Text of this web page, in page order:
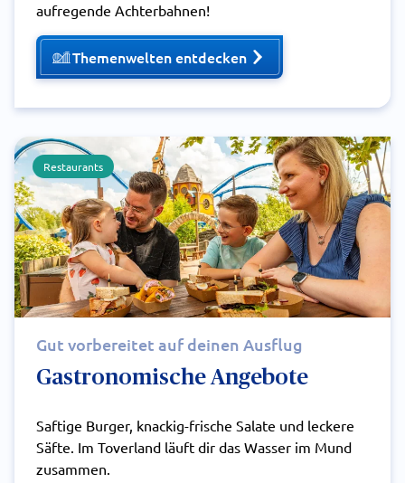
aufregende Achterbahnen!
Themenwelten entdecken
Restaurants
Gut vorbereitet auf deinen Ausflug
Gastronomische Angebote
Saftige Burger, knackig-frische Salate und leckere
Säfte. Im Toverland läuft dir das Wasser im Mund
zusammen.